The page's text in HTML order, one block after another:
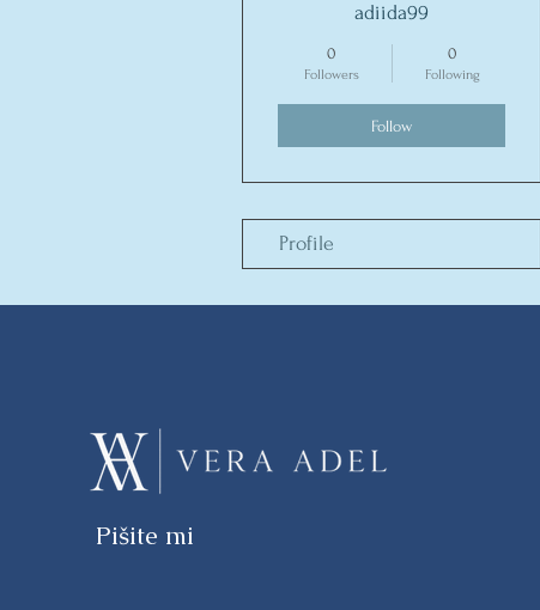
adiida99
0
Followers
0
Following
Follow
Profile
Pišite mi